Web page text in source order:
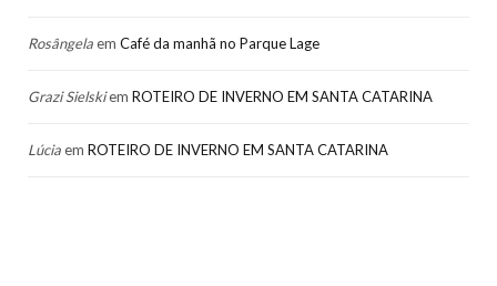
Rosângelaem Café da manhã no Parque Lage
Grazi Sielskiem ROTEIRO DE INVERNO EM SANTA CATARINA
Lúciaem ROTEIRO DE INVERNO EM SANTA CATARINA